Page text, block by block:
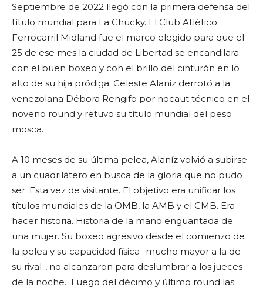
Septiembre de 2022 llegó con la primera defensa del
título mundial para La Chucky. El Club Atlético
Ferrocarril Midland fue el marco elegido para que el
25 de ese mes la ciudad de Libertad se encandilara
con el buen boxeo y con el brillo del cinturón en lo
alto de su hija pródiga. Celeste Alaniz derrotó a la
venezolana Débora Rengifo por nocaut técnico en el
noveno round y retuvo su título mundial del peso
mosca.
A 10 meses de su última pelea, Alaníz volvió a subirse
a un cuadrilátero en busca de la gloria que no pudo
ser. Esta vez de visitante. El objetivo era unificar los
títulos mundiales de la OMB, la AMB y el CMB. Era
hacer historia. Historia de la mano enguantada de
una mujer. Su boxeo agresivo desde el comienzo de
la pelea y su capacidad física -mucho mayor a la de
su rival-, no alcanzaron para deslumbrar a los jueces
de la noche. Luego del décimo y último round las